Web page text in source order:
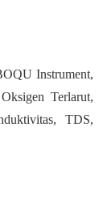
Instrument,
Terlarut,
TDS,